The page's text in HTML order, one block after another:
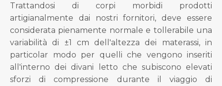
Trattandosi di corpi morbidi prodotti
artigianalmente dai nostri fornitori, deve essere
considerata pienamente normale e tollerabile una
variabilità di ±1 cm dell'altezza dei materassi, in
particolar modo per quelli che vengono inseriti
all'interno dei divani letto che subiscono elevati
sforzi di compressione durante il viaggio di